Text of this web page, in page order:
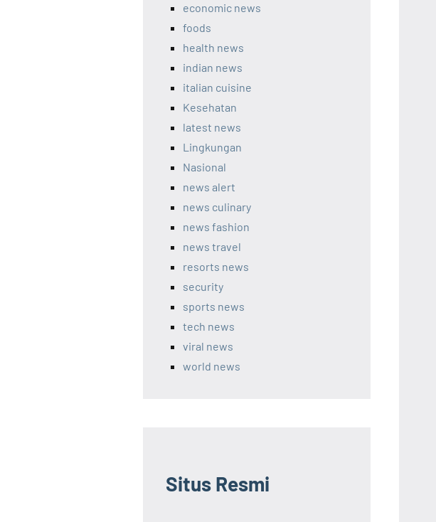
economic news
foods
health news
indian news
italian cuisine
Kesehatan
latest news
Lingkungan
Nasional
news alert
news culinary
news fashion
news travel
resorts news
security
sports news
tech news
viral news
world news
Situs Resmi